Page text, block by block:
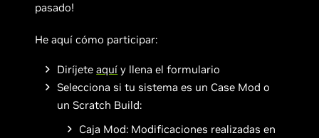
pasado!
He aquí cómo participar:
Diríjeteaquí y llena el formulario
Selecciona si tu sistema es un Case Mod o
un Scratch Build:
Caja Mod: Modificaciones realizadas en